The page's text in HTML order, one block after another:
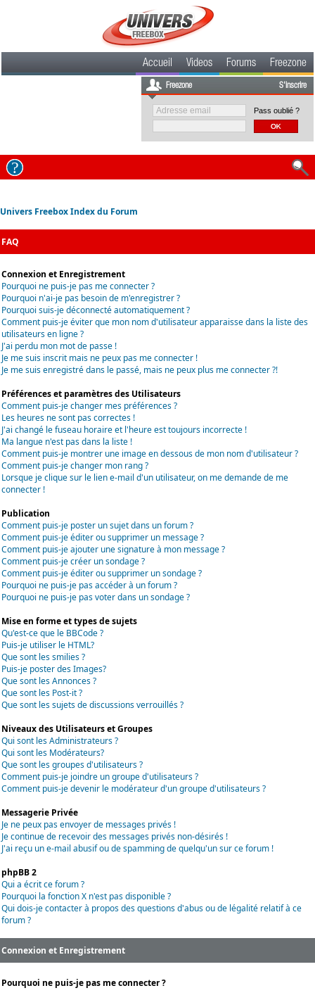
Accueil Videos Forums Freezone
Freezone S'inscrire
Pass oublié ?
Univers Freebox Index du Forum
FAQ
Connexion et Enregistrement
Pourquoi ne puis-je pas me connecter ?
Pourquoi n'ai-je pas besoin de m'enregistrer ?
Pourquoi suis-je déconnecté automatiquement ?
Comment puis-je éviter que mon nom d'utilisateur apparaisse dans la liste des
utilisateurs en ligne ?
J'ai perdu mon mot de passe !
Je me suis inscrit mais ne peux pas me connecter !
Je me suis enregistré dans le passé, mais ne peux plus me connecter ?!
Préférences et paramètres des Utilisateurs
Comment puis-je changer mes préférences ?
Les heures ne sont pas correctes !
J'ai changé le fuseau horaire et l'heure est toujours incorrecte !
Ma langue n'est pas dans la liste !
Comment puis-je montrer une image en dessous de mon nom d'utilisateur ?
Comment puis-je changer mon rang ?
Lorsque je clique sur le lien e-mail d'un utilisateur, on me demande de me
connecter !
Publication
Comment puis-je poster un sujet dans un forum ?
Comment puis-je éditer ou supprimer un message ?
Comment puis-je ajouter une signature à mon message ?
Comment puis-je créer un sondage ?
Comment puis-je éditer ou supprimer un sondage ?
Pourquoi ne puis-je pas accéder à un forum ?
Pourquoi ne puis-je pas voter dans un sondage ?
Mise en forme et types de sujets
Qu'est-ce que le BBCode ?
Puis-je utiliser le HTML?
Que sont les smilies ?
Puis-je poster des Images?
Que sont les Annonces ?
Que sont les Post-it ?
Que sont les sujets de discussions verrouillés ?
Niveaux des Utilisateurs et Groupes
Qui sont les Administrateurs ?
Qui sont les Modérateurs?
Que sont les groupes d'utilisateurs ?
Comment puis-je joindre un groupe d'utilisateurs ?
Comment puis-je devenir le modérateur d'un groupe d'utilisateurs ?
Messagerie Privée
Je ne peux pas envoyer de messages privés !
Je continue de recevoir des messages privés non-désirés !
J'ai reçu un e-mail abusif ou de spamming de quelqu'un sur ce forum !
phpBB 2
Qui a écrit ce forum ?
Pourquoi la fonction X n'est pas disponible ?
Qui dois-je contacter à propos des questions d'abus ou de légalité relatif à ce
forum ?
Connexion et Enregistrement
Pourquoi ne puis-je pas me connecter ?